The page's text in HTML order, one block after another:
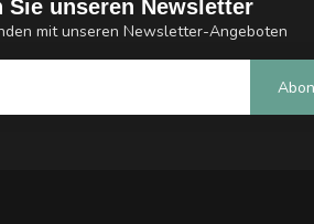
Sie unseren Newsletter
mit unseren Newsletter-Angeboten